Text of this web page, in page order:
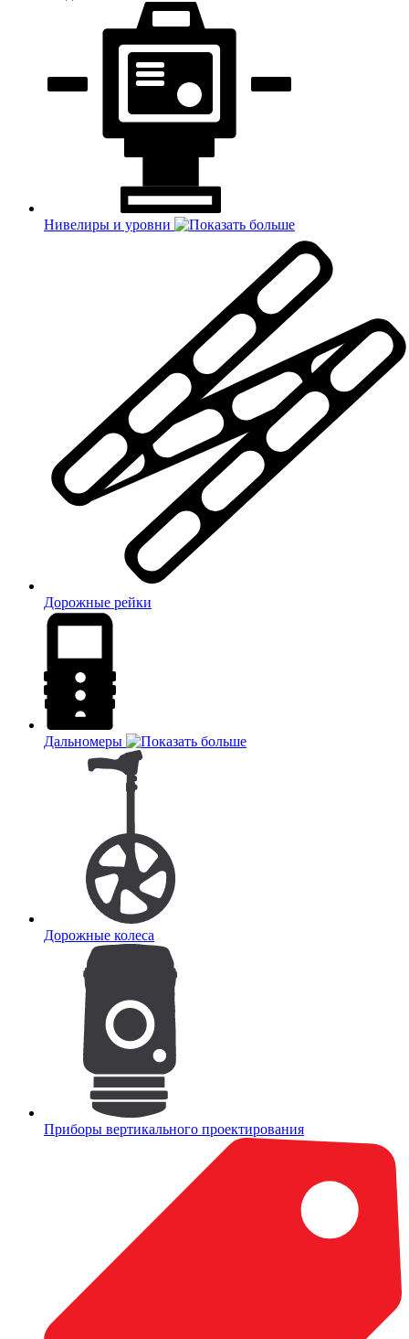
Нивелиры и уровни
Дорожные рейки
Дальномеры
Дорожные колеса
Приборы вертикального проектирования